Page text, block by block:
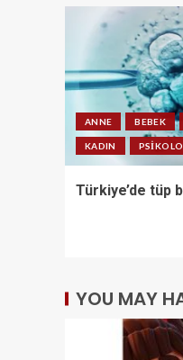
ANNE BEBEK
KADIN
Türkiye’de tüp
YOU MAY